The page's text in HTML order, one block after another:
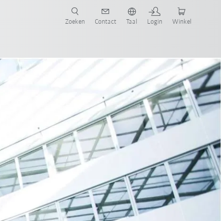
Zoeken Contact Taal Login Winkel